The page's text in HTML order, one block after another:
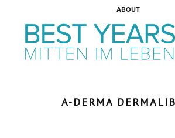
ABOUT
A-DERMA